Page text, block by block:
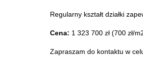
Regularny kształt działki
Cena: 1 323 700 zł (700 zł/
Zapraszam do kontaktu w